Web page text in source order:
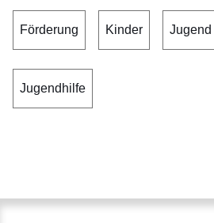
Förderung Kinder Jugend
Jugendhilfe